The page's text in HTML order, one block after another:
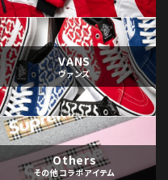
VANS
ヴァンズ
Others
その他コラボアイテム